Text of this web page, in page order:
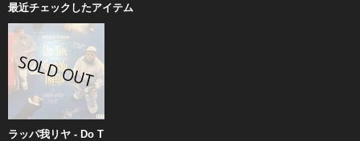
最近チェックしたアイテム
ラッパ我リヤ - Do T